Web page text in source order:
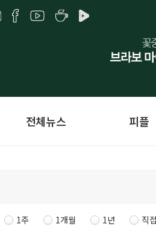
전체뉴스 피플
1주 1개월 1년 직